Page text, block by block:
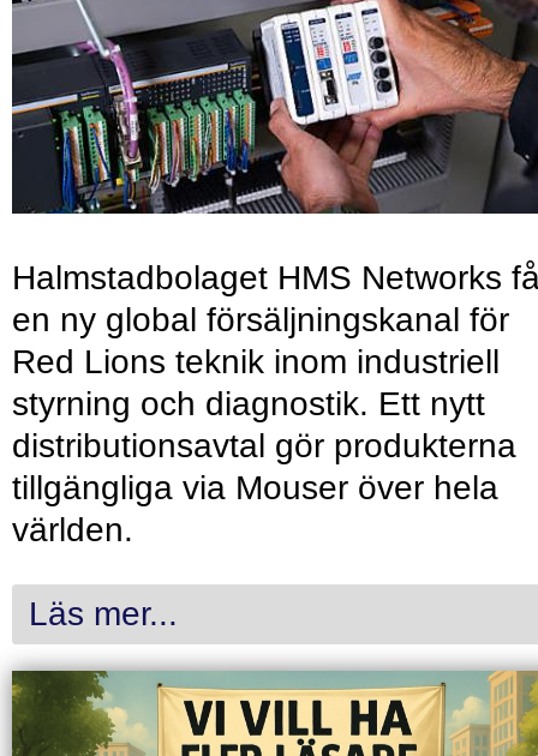
Halmstadbolaget HMS Networks
en ny global försäljningskanal för
Red Lions teknik inom industriell
styrning och diagnostik. Ett nytt
distributionsavtal gör produkterna
tillgängliga via Mouser över hela
världen.
Läs mer...